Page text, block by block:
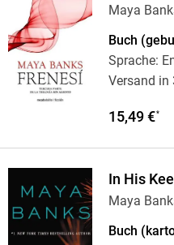
Maya
Buch
Sprache:
Versand in
15,49 €*
In His
Maya
Buch